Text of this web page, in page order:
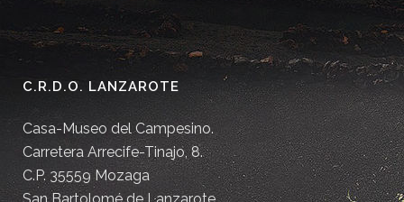
C.R.D.O. LANZAROTE
Casa-Museo del Campesino.
Carretera Arrecife-Tinajo, 8.
C.P. 35559 Mozaga